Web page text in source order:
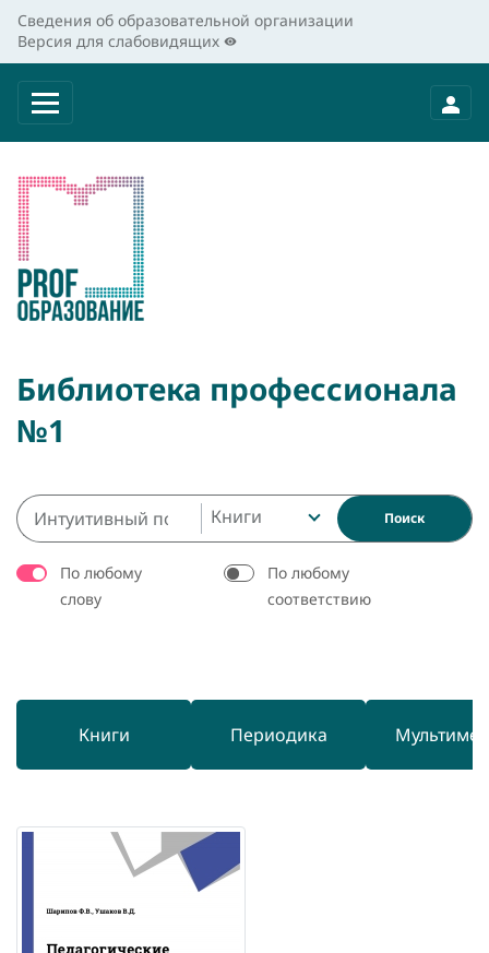
Сведения об образовательной организации
Версия для слабовидящих
Библиотека профессионала
№1
Книги Поиск
По любому
слову
По любому
соответствию
Книги Периодика